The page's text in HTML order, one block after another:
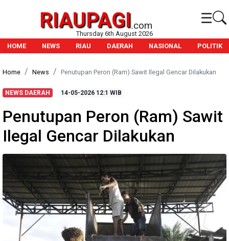
RIAUPAGI.com ☰
Thursday 6th August 2026
HOME
NEWS RIAU DAERAH NASIONAL POLITIK
Home News Penutupan Peron (Ram) Sawit Ilegal Gencar Dilakukan
NEWS DAERAH 14-05-2026 12:1 WIB
Penutupan Peron (Ram) Sawit
Ilegal Gencar Dilakukan